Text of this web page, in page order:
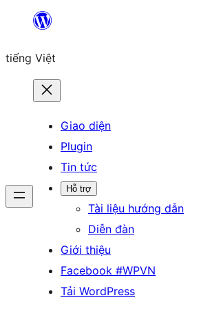
Chuyển
phần
tiếng Việt
Giao diện
Plugin
Tin tức
Hỗ trợ
Tài liệu hướng dẫn
Diễn đàn
Giới thiệu
Facebook #WPVN
Tải WordPress